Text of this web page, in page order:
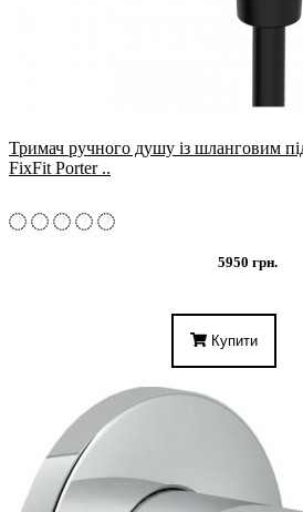
Тримач ручного душу із шланговим
FixFit Porter ..
5950 грн.
Купити